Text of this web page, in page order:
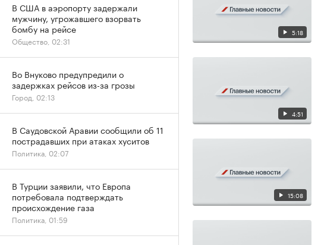
5:18
4:51
15:08
В США в аэропорту задержали
мужчину, угрожавшего взорвать
бомбу на рейсе
Общество, 02:31
Во Внуково предупредили о
задержках рейсов из-за грозы
Город, 02:13
В Саудовской Аравии сообщили об 11
пострадавших при атаках хуситов
Политика, 02:07
В Турции заявили, что Европа
потребовала подтверждать
происхождение газа
Политика, 01:59